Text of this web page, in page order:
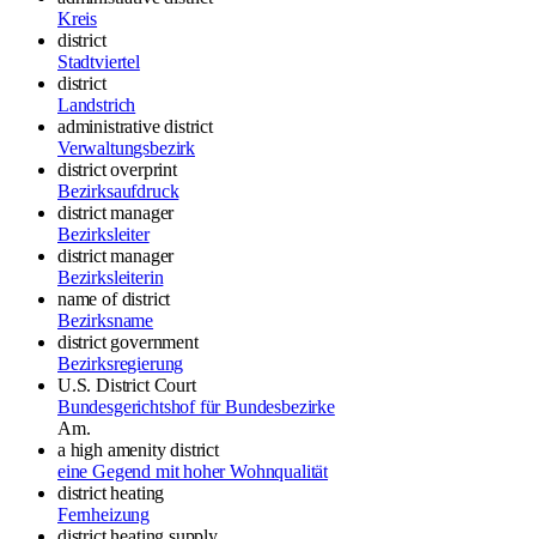
Kreis
district
Stadtviertel
district
Landstrich
administrative district
Verwaltungsbezirk
district overprint
Bezirksaufdruck
district manager
Bezirksleiter
district manager
Bezirksleiterin
name of district
Bezirksname
district government
Bezirksregierung
U.S. District Court
Bundesgerichtshof für Bundesbezirke
Am.
a high amenity district
eine Gegend mit hoher Wohnqualität
district heating
Fernheizung